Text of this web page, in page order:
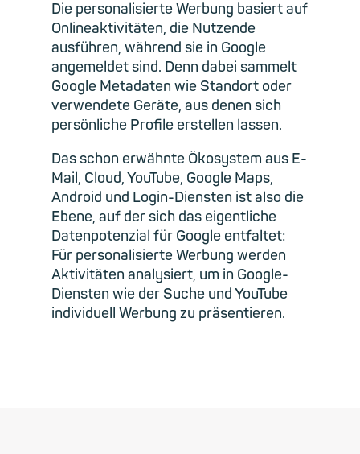
Die personalisierte Werbung basiert auf
Onlineaktivitäten, die Nutzende
ausführen, während sie in Google
angemeldet sind. Denn dabei sammelt
Google Metadaten wie Standort oder
verwendete Geräte, aus denen sich
persönliche Profile erstellen lassen.
Das schon erwähnte Ökosystem aus E-
Mail, Cloud, YouTube, Google Maps,
Android und Login-Diensten ist also die
Ebene, auf der sich das eigentliche
Datenpotenzial für Google entfaltet:
Für personalisierte Werbung werden
Aktivitäten analysiert, um in Google-
Diensten wie der Suche und YouTube
individuell Werbung zu präsentieren.